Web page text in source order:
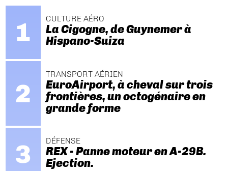
CULTURE AÉRO
La Cigogne, de Guynemer à
Hispano-Suiza
TRANSPORT AÉRIEN
EuroAirport, à cheval sur trois
frontières, un octogénaire en
grande forme
DÉFENSE
REX - Panne moteur en A-29B.
Ejection.